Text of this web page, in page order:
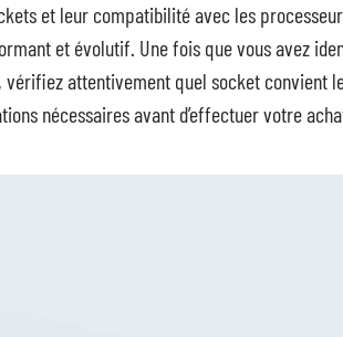
et leur compatibilité avec les
et évolutif. Une fois que vous avez
attentivement quel socket convient
nécessaires avant d’effectuer votre